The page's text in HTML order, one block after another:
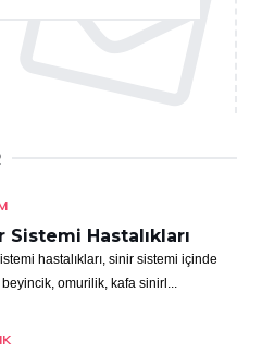
Sistemi Hastalıkları
hastalıkları, sinir sistemi içinde
omurilik, kafa sinirl...